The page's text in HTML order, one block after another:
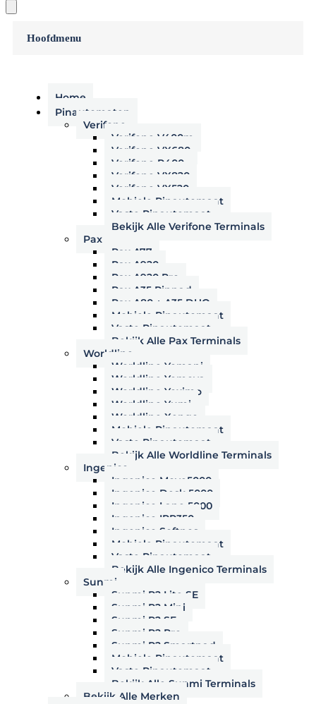
Hoofdmenu
Home
Pinautomaten
Verifone
Verifone V400m
Verifone VX680
Verifone P400
Verifone VX820
Verifone VX520
Mobiele Pinautomaat
Vaste Pinautomaat
Bekijk Alle Verifone Terminals
Pax
Pax A77
Pax A920
Pax A920 Pro
Pax A35 Pinpad
Pax A80 + A35 DUO
Mobiele Pinautomaat
Vaste Pinautomaat
Bekijk Alle Pax Terminals
Worldline
Worldline Yomani
Worldline Yomova
Worldline Yoximo
Worldline Yumi
Worldline Xengo
Mobiele Pinautomaat
Vaste Pinautomaat
Bekijk Alle Worldline Terminals
Ingenico
Ingenico Move5000
Ingenico Desk 5000
Ingenico Lane 5000
Ingenico IPP350
Ingenico Softpos
Mobiele Pinautomaat
Vaste Pinautomaat
Bekijk Alle Ingenico Terminals
Sunmi
Sunmi P2 Lite SE
Sunmi P2 Mini
Sunmi P2 SE
Sunmi P2 Pro
Sunmi P2 Smartpad
Mobiele Pinautomaat
Vaste Pinautomaat
Bekijk Alle Sunmi Terminals
Bekijk Alle Merken